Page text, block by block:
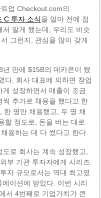
업 Checkout.com의
C 투자 소식을 얼마 전에 접
알게 됐는데, 우리도 비슷
그런지, 관심을 많이 갖게
만에 $15B의 데카콘이 됐
다. 회사 대표에 의하면 창업
성장하면서 매출이 조금
추가로 채용을 했다고 한
한 명만 채용했고, 두 명 채
할 정도로, 돈을 버는 대로
용하는 데 다 썼다고 한다.
로 회사는 계속 성장했고,
부 기관 투자자에게 시리즈
자 규모로서는 역대 최고였
이션에 받았다. 이번 시리
서 4번째로 기업가치가 큰